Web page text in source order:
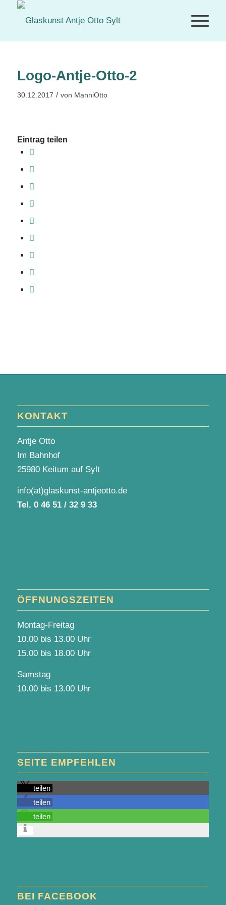
Logo-Antje-Otto-2
30.12.2017 / von ManniOtto
Eintrag teilen
KONTAKT
Antje Otto
Im Bahnhof
25980 Keitum auf Sylt
info(at)glaskunst-antjeotto.de
Tel. 0 46 51 / 32 9 33
ÖFFNUNGSZEITEN
Montag-Freitag
10.00 bis 13.00 Uhr
15.00 bis 18.00 Uhr
Samstag
10.00 bis 13.00 Uhr
SEITE EMPFEHLEN
teilen
teilen
teilen
BEI FACEBOOK